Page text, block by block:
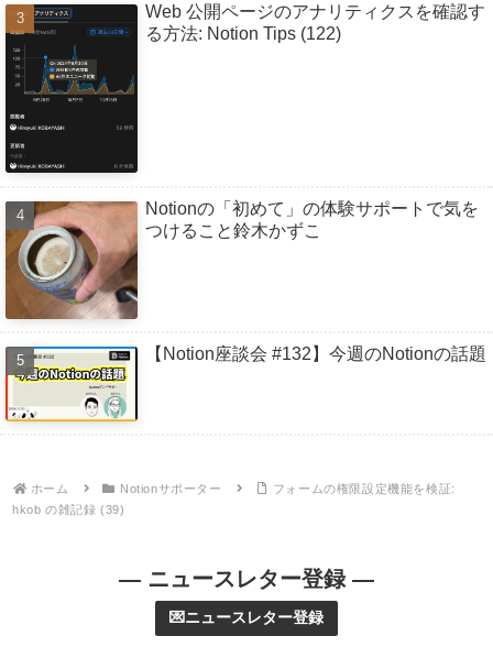
Web 公開ページのアナリティクスを確認す
る方法: Notion Tips (122)
Notionの「初めて」の体験サポートで気を
つけること鈴木かずこ
【Notion座談会 #132】今週のNotionの話題
ホーム Notionサポーター
フォームの権限設定機能を検証:
hkob の雑記録 (39)
— ニュースレター登録 —
💌ニュースレター登録